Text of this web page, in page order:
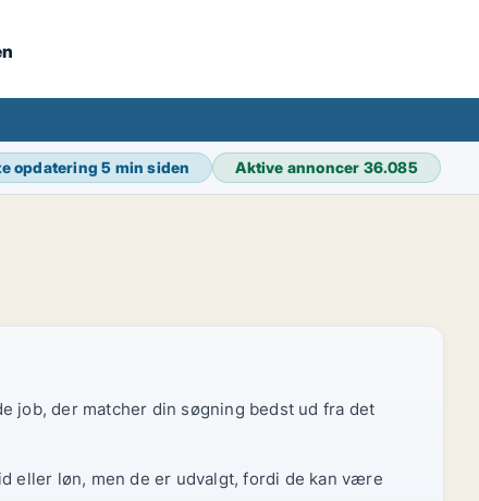
opdatering5 min siden Aktive annoncer 36.085
job, der matcher din søgning bedst ud fra det
eller løn, men de er udvalgt, fordi de kan være